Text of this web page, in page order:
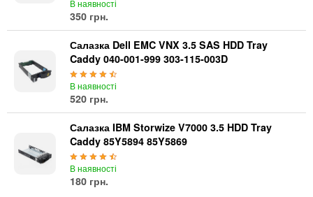
В наявності
350 грн.
Салазка Dell EMC VNX 3.5 SAS HDD Tray
Caddy 040-001-999 303-115-003D
В наявності
520 грн.
Салазка IBM Storwize V7000 3.5 HDD Tray
Caddy 85Y5894 85Y5869
В наявності
180 грн.